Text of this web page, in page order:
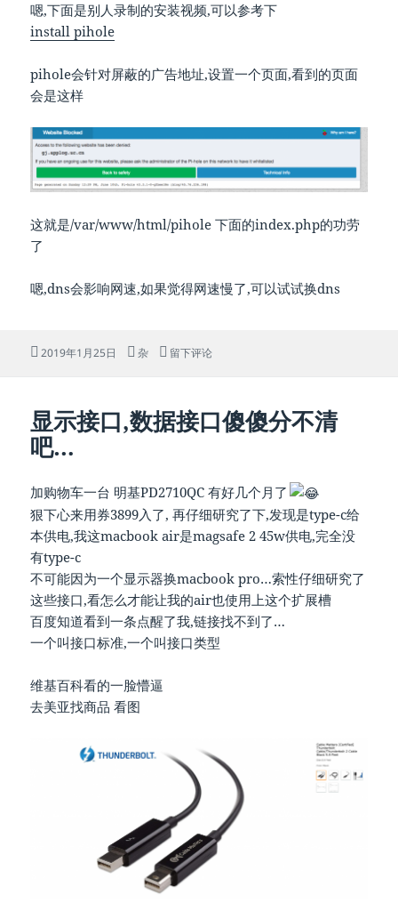
嗯,下面是别人录制的安装视频,可以参考下
install pihole
pihole会针对屏蔽的广告地址,设置一个页面,看到的页面
会是这样
这就是/var/www/html/pihole 下面的index.php的功劳
了
嗯,dns会影响网速,如果觉得网速慢了,可以试试换dns
发
2019年1月25日
分
杂 于装个pi-hole做dns去广告
留下评论
显示接口,数据接口傻傻分不清
吧…
加购物车一台 明基PD2710QC 有好几个月了
狠下心来用券3899入了, 再仔细研究了下,发现是type-c给
本供电,我这macbook air是magsafe 2 45w供电,完全没
有type-c
不可能因为一个显示器换macbook pro…索性仔细研究了
这些接口,看怎么才能让我的air也使用上这个扩展槽
百度知道看到一条点醒了我,链接找不到了…
一个叫接口标准,一个叫接口类型
维基百科看的一脸懵逼
去美亚找商品 看图